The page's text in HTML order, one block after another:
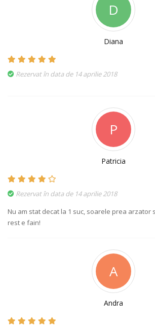
D
Diana
Rezervat în data de 14 aprilie 2018
P
Patricia
Rezervat în data de 14 aprilie 2018
Nu am stat decat la 1 suc, soarele prea arzator
rest e fain!
A
Andra